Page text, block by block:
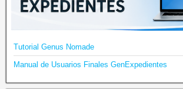
Tutorial Genus Nomade
Manual de Usuarios Finales GenExpedientes